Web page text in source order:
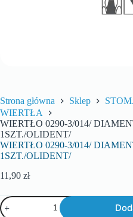
Strona główna Sklep
WIERTŁA
WIERTŁO 0290-3/014/
1SZT./OLIDENT/
WIERTŁO 0290-3/014/
1SZT./OLIDENT/
11,90 zł